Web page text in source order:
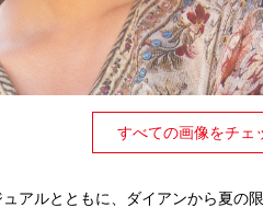
すべての画像をチェ
アルとともに、ダイアンから夏の